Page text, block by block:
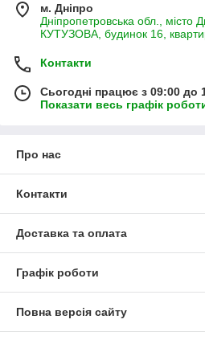
м. Дніпро
Дніпропетровська обл., місто
КУТУЗОВА, будинок 16,
Контакти
Сьогодні працює з 09:00 до
Показати весь графік
Про нас
Контакти
Доставка та оплата
Графік роботи
Повна версія сайту